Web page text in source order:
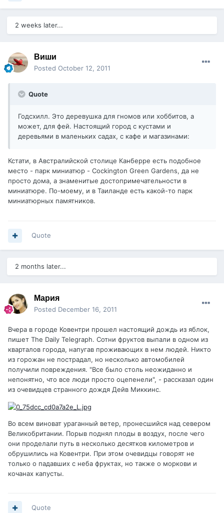
2 weeks later...
Виши
Posted October 12, 2011
Quote
Годсхилл. Это деревушка для гномов или хоббитов, а
может, для фей. Настоящий город с кустами и
деревьями в маленьких садах, с кафе и магазинами:
Кстати, в Австралийской столице Канберре есть подобное
место - парк миниатюр - Cockington Green Gardens, да не
просто дома, а знаменитые достопримечательности в
миниатюре. По-моему, и в Таиланде есть какой-то парк
миниатюрных памятников.
Quote
2 months later...
Мария
Posted December 16, 2011
Вчера в городе Ковентри прошел настоящий дождь из яблок,
пишет The Daily Telegraph. Сотни фруктов выпали в одном из
кварталов города, напугав проживающих в нем людей. Никто
из горожан не пострадал, но несколько автомобилей
получили повреждения. "Все было столь неожиданно и
непонятно, что все люди просто оцепенели", - рассказал один
из очевидцев странного дождя Дейв Миккинс.
Во всем виноват ураганный ветер, пронесшийся над севером
Великобритании. Порыв поднял плоды в воздух, после чего
они проделали путь в несколько десятков километров и
обрушились на Ковентри. При этом очевидцы говорят не
только о падавших с неба фруктах, но также о моркови и
кочанах капусты.
Quote